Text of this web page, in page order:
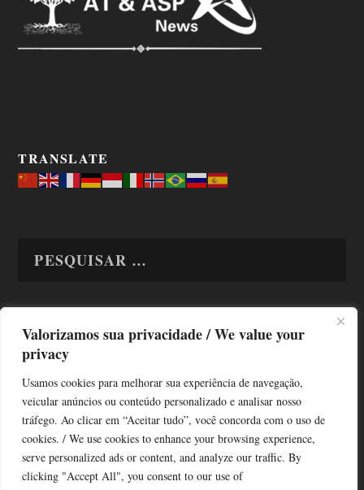
Valorizamos sua privacidade / We value your
privacy
Usamos cookies para melhorar sua experiência de navegação,
veicular anúncios ou conteúdo personalizado e analisar nosso
tráfego. Ao clicar em “Aceitar tudo”, você concorda com o uso de
cookies. / We use cookies to enhance your browsing experience,
serve personalized ads or content, and analyze our traffic. By
clicking "Accept All", you consent to our use of
TRANSLATE
TODAS OS ASSUNTOS
Copyright © Alô Tatuapé 2013 / 2026